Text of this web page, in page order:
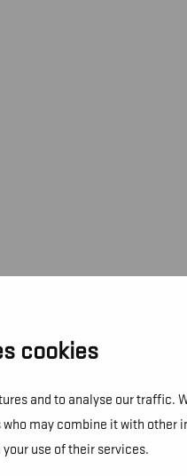
cookies
and to analyse our traffic.
may combine it with other
use of their services.